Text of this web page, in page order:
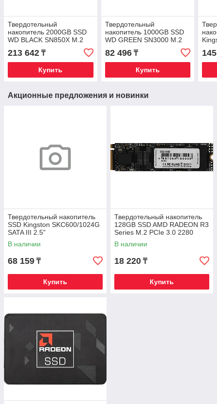
Твердотельный
накопитель 2000GB SSD
WD BLACK SN850X M.2
2280 NVMe R7300/W6600
WDS200T2X0E-00BCA0
213 642 ₸
Купить
Твердотельный
накопитель 1000GB SSD
WD GREEN SN3000 M.2
2280 NVMe 4.0
R5000/W4200MB/s
WDS100T4G0E
82 496₸
Купить
Акционные предложения и новинки
Твердотельный накопитель
SSD Kingston SKC600/1024G
SATA III 2.5"
В наличии
68 159 ₸
Купить
Твердотельный накопитель
128GB SSD AMD RADEON R3
Series M.2 PCIe 3.0 2280
R1800/W1250 R3MP30128G8
В наличии
18 220 ₸
Купить